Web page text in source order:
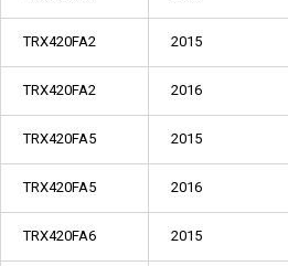
TRX420FA2 2015
TRX420FA2 2016
TRX420FA5 2015
TRX420FA5 2016
TRX420FA6 2015